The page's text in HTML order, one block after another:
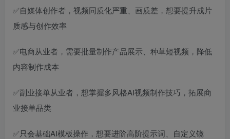
✅自媒体创作者，视频同质化严重、画质差，想要提升成片
质感与创作效率
✅电商从业者，需要批量制作产品展示、种草短视频，降低
内容制作成本
✅副业接单从业者，想掌握多风格AI视频制作技巧，拓展商
业接单品类
✅只会基础AI模板操作，想要进阶高阶提示词、自定义镜